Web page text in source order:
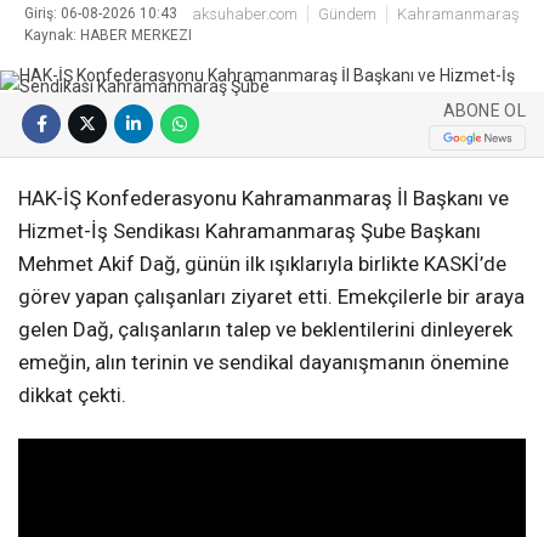
Giriş: 06-08-2026 10:43
Kaynak: HABER MERKEZI
aksuhaber.com Gündem Kahramanmaraş
ABONE OL
HAK-İŞ Konfederasyonu Kahramanmaraş İl Başkanı ve
Hizmet-İş Sendikası Kahramanmaraş Şube Başkanı
Mehmet Akif Dağ, günün ilk ışıklarıyla birlikte KASKİ’de
görev yapan çalışanları ziyaret etti. Emekçilerle bir araya
gelen Dağ, çalışanların talep ve beklentilerini dinleyerek
emeğin, alın terinin ve sendikal dayanışmanın önemine
dikkat çekti.